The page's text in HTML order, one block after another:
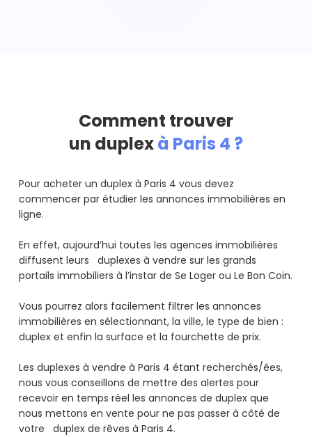
Comment trouver
un duplexà Paris 4 ?
Pour acheter un duplex à Paris 4 vous devez
commencer par étudier les annonces immobilières en
ligne.
En effet, aujourd’hui toutes les agences immobilières
diffusent leurs duplexes à vendre sur les grands
portails immobiliers à l’instar de Se Loger ou Le Bon Coin.
Vous pourrez alors facilement filtrer les annonces
immobilières en sélectionnant, la ville, le type de bien :
duplex et enfin la surface et la fourchette de prix.
Les duplexes à vendre à Paris 4 étant recherchés/ées,
nous vous conseillons de mettre des alertes pour
recevoir en temps réel les annonces de duplex que
nous mettons en vente pour ne pas passer à côté de
votre duplex de rêves à Paris 4.